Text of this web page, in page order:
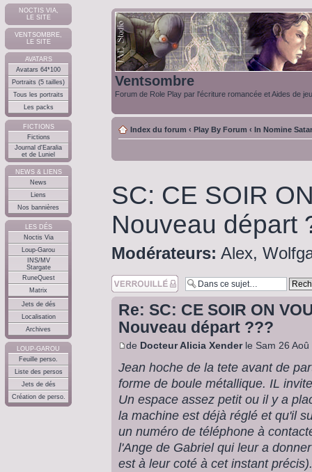
NOCTIS VIA,
LE SITE
VENTSOMBRE,
LE SITE
AVATARS
Avatars 64*100
Portraits (5 tailles)
Tous les portraits
Les packs
FICTIONS
Fictions
Journal d'Earalia
et de Luniel
NEWS & LIENS
News
Liens
Nos bannières
LES DÉS
Noctis Via
Loup-Garou
INS/MV
Stargate
RuneQuest
Matrix
Jets de dés
Localisation
Archives
LOUP-GAROU
Feuille perso.
Liste des persos
Jets de dés
Création de perso.
Ventsombre
Forum de Role Play par l'écriture romancée et Aides de
Index du forum ‹ Play By Forum ‹ In Nomine
SC: CE SOIR
Nouveau départ
Modérateurs: Alex,
Sujet verouillé
Re: SC: CE SOIR ON
Nouveau départ ???
de Docteur Alicia Xenderle Sam 26 Aoû
Jean hoche de la tete avant de
forme de boule métallique. IL
Un espace assez petit ou il y a
la machine est déjà réglé et qu'il
un numéro de téléphone à
l'Ange de Gabriel qui leur a
est à leur coté à cet instant